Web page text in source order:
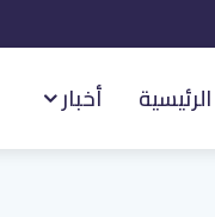
الرئيسية أخبار